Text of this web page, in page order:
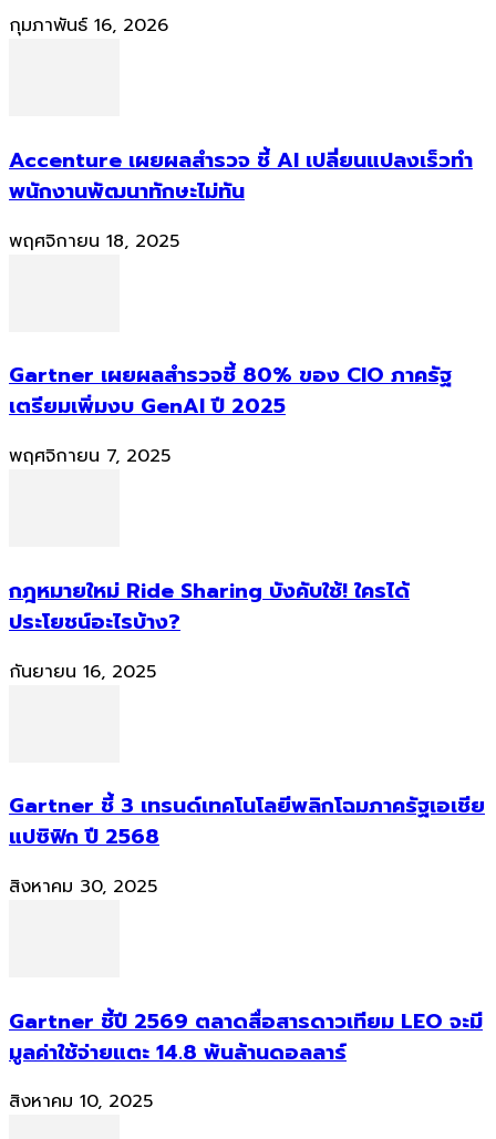
กุมภาพันธ์ 16, 2026
Accenture เผยผลสำรวจ ชี้ AI เปลี่ยนแปลงเร็วทำ
พนักงานพัฒนาทักษะไม่ทัน
พฤศจิกายน 18, 2025
Gartner เผยผลสำรวจชี้ 80% ของ CIO ภาครัฐ
เตรียมเพิ่มงบ GenAI ปี 2025
พฤศจิกายน 7, 2025
กฎหมายใหม่ Ride Sharing บังคับใช้! ใครได้
ประโยชน์อะไรบ้าง?
กันยายน 16, 2025
Gartner ชี้ 3 เทรนด์เทคโนโลยีพลิกโฉมภาครัฐเอเชีย
แปซิฟิก ปี 2568
สิงหาคม 30, 2025
Gartner ชี้ปี 2569 ตลาดสื่อสารดาวเทียม LEO จะมี
มูลค่าใช้จ่ายแตะ 14.8 พันล้านดอลลาร์
สิงหาคม 10, 2025